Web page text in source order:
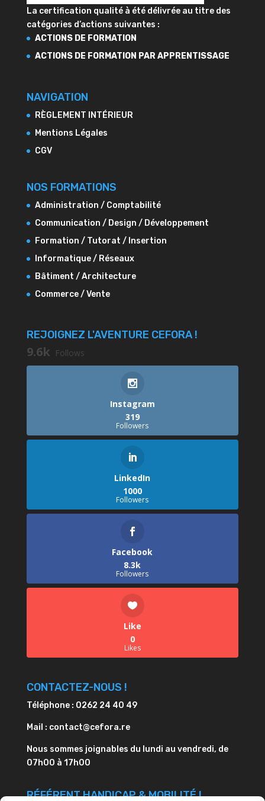
La certification qualité à été délivrée au titre des
catégories d’actions suivantes :
ACTIONS DE FORMATION
ACTIONS DE FORMATION PAR APPRENTISSAGE
NAVIGATION
RÈGLEMENT INTÉRIEUR
Mentions Légales
CGV
NOS FORMATIONS
Administration / Comptabilité
Communication / Design / Développement
Formation / Tutorat / Insertion
Informatique / Réseaux
Bâtiment / Architecture
Commerce / Vente
REJOIGNEZ L'AVENTURE CEFORA !
9.6k Follows
Instagram
319
Followers
LinkedIn
1000
Followers
Facebook
8.3k
Followers
Like
0
Likes
CONTACTEZ-NOUS !
Téléphone : 0262 24 40 49
Mail : contact@cefora.re
Nous sommes joignables du lundi au vendredi, de
07h00 à 17h00
RÉFÉRENT HANDICAP & MOBILITÉ !